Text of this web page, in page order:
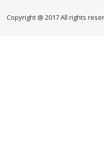
Copyright @ 2017 All rights